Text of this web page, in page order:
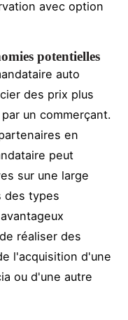
avec option
potentielles
auto
des prix plus
un commerçant.
en
peut
sur une large
des types
réaliser des
l'acquisition d'une
ou d'une autre